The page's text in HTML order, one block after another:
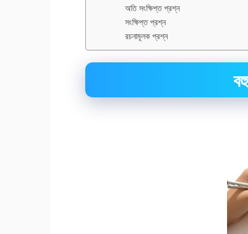
অতি সংক্ষিপ্ত প্রশ্ন
সংক্ষিপ্ত প্রশ্ন
রচনামূলক প্রশ্ন